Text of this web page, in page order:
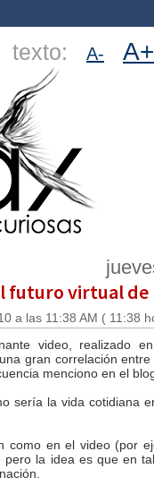
texto: A- A+
futuro virtual
a las 11:38 AM ( 11:38
video, realizado
gran correlación
menciono en el
sería la vida cotidiana
como en el video (por
la idea es que en